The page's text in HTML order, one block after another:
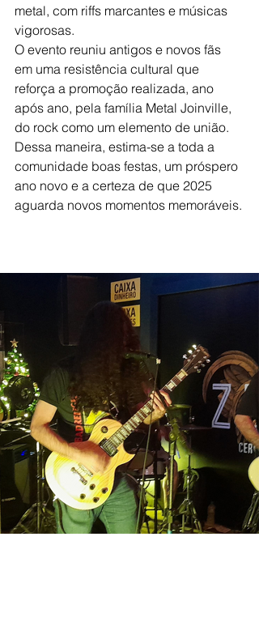
metal, com riffs marcantes e músicas
vigorosas.
O evento reuniu antigos e novos fãs
em uma resistência cultural que
reforça a promoção realizada, ano
após ano, pela família Metal Joinville,
do rock como um elemento de união.
Dessa maneira, estima-se a toda a
comunidade boas festas, um próspero
ano novo e a certeza de que 2025
aguarda novos momentos memoráveis.